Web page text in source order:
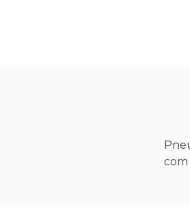
com